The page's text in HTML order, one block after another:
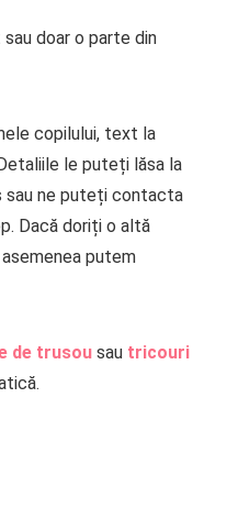
doar o parte din
copilului, text la
le puteți lăsa la
sau ne puteți contacta
Dacă doriți o altă
putem
de trusousau tricouri